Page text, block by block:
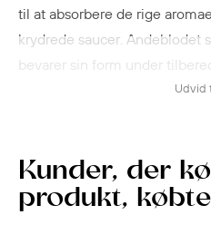
til at absorbere de rige
krydrede saucer. Andeblodet
bevarer sin form under
behagelig og unik tekstur i
høje kvalitet giver Gaga
madoplevelse og er et oplagt
udforske klassiske
Udvid
Kunder, der
produkt,